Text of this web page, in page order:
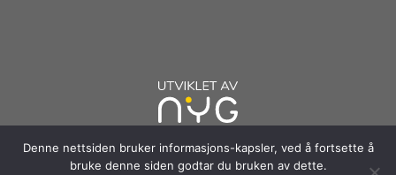
Denne nettsiden bruker informasjons-kapsler, ved å fortsette å
bruke denne siden godtar du bruken av dette.